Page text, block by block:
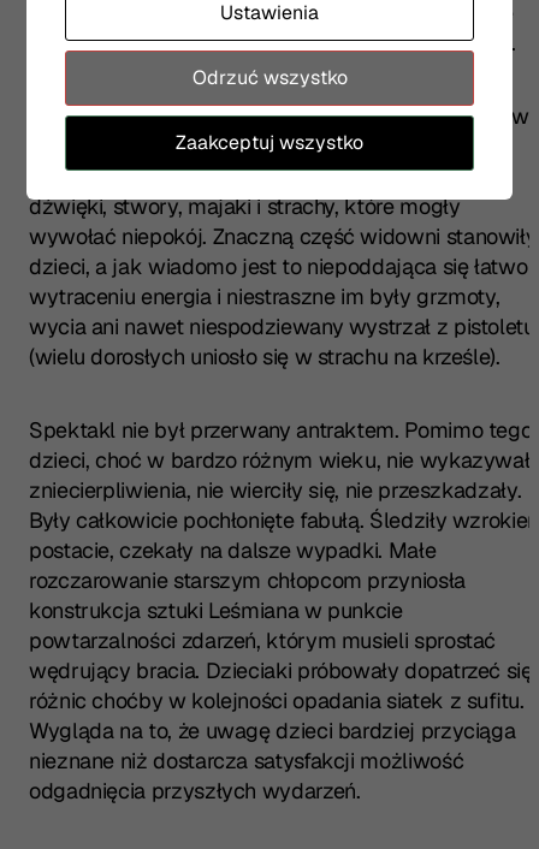
się na twarzach widzów. Żarty słowne i sytuacyjne
były łatwe do wychwycenia, delikatne i przyjemne.
Ale przecież temat przedstawienia nie był
Wszak siostra gna braci na śmierć. Przez znaczną
więc część spektaklu panował mrok, tajemne
dźwięki, stwory, majaki i strachy, które mogły
wywołać niepokój. Znaczną część widowni stanowiły
dzieci, a jak wiadomo jest to niepoddająca się łatwo
wytraceniu energia i niestraszne im były grzmoty,
wycia ani nawet niespodziewany wystrzał z pistoletu
(wielu dorosłych uniosło się w strachu na krześle).
Spektakl nie był przerwany antraktem. Pomimo tego
dzieci, choć w bardzo różnym wieku, nie
zniecierpliwienia, nie wierciły się, nie przeszkadzały.
Były całkowicie pochłonięte fabułą. Śledziły
postacie, czekały na dalsze wypadki. Małe
rozczarowanie starszym chłopcom przyniosła
konstrukcja sztuki Leśmiana w punkcie
powtarzalności zdarzeń, którym musieli sprostać
wędrujący bracia. Dzieciaki próbowały dopatrzeć się
różnic choćby w kolejności opadania siatek z sufitu.
Wygląda na to, że uwagę dzieci bardziej przyciąga
nieznane niż dostarcza satysfakcji możliwość
odgadnięcia przyszłych wydarzeń.
Ustawienia
Odrzuć wszystko
Zaakceptuj wszystko